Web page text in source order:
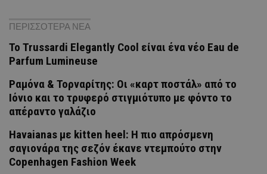
ΠΕΡΙΣΣΟΤΕΡΑ ΝΕΑ
Το Trussardi Elegantly Cool είναι ένα νέο Eau de
Parfum Lumineuse
Ραμόνα & Τορναρίτης: Οι «καρτ ποστάλ» από το
Ιόνιο και το τρυφερό στιγμιότυπο με φόντο το
απέραντο γαλάζιο
Havaianas με kitten heel: Η πιο απρόσμενη
σαγιονάρα της σεζόν έκανε ντεμπούτο στην
Copenhagen Fashion Week